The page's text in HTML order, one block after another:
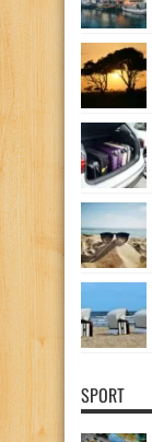
SPORT